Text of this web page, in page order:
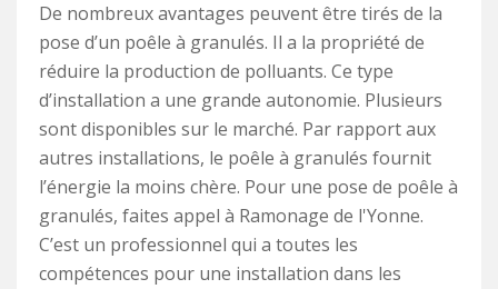
De nombreux avantages peuvent être tirés de la
pose d’un poêle à granulés. Il a la propriété de
réduire la production de polluants. Ce type
d’installation a une grande autonomie. Plusieurs
sont disponibles sur le marché. Par rapport aux
autres installations, le poêle à granulés fournit
l’énergie la moins chère. Pour une pose de poêle à
granulés, faites appel à Ramonage de l'Yonne.
C’est un professionnel qui a toutes les
compétences pour une installation dans les